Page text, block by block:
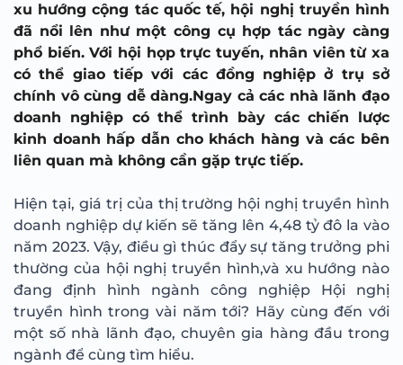
xu hướng cộng tác quốc tế, hội nghị truyền hình
đã nổi lên như một công cụ hợp tác ngày càng
phổ biến. Với hội họp trực tuyến, nhân viên từ xa
có thể giao tiếp với các đồng nghiệp ở trụ sở
chính vô cùng dễ dàng.Ngay cả các nhà lãnh đạo
doanh nghiệp có thể trình bày các chiến lược
kinh doanh hấp dẫn cho khách hàng và các bên
liên quan mà không cần gặp trực tiếp.
Hiện tại, giá trị của thị trường hội nghị truyền hình
doanh nghiệp dự kiến sẽ tăng lên 4,48 tỷ đô la vào
năm 2023. Vậy, điều gì thúc đẩy sự tăng trưởng phi
thường của hội nghị truyền hình,và xu hướng nào
đang định hình ngành công nghiệp Hội nghị
truyền hình trong vài năm tới? Hãy cùng đến với
một số nhà lãnh đạo, chuyên gia hàng đầu trong
ngành để cùng tìm hiểu.